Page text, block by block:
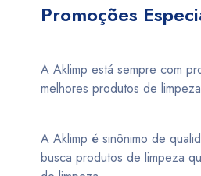
Promoções
A Aklimp está sempre com
melhores produtos de
A Aklimp é sinônimo de
busca produtos de limpeza